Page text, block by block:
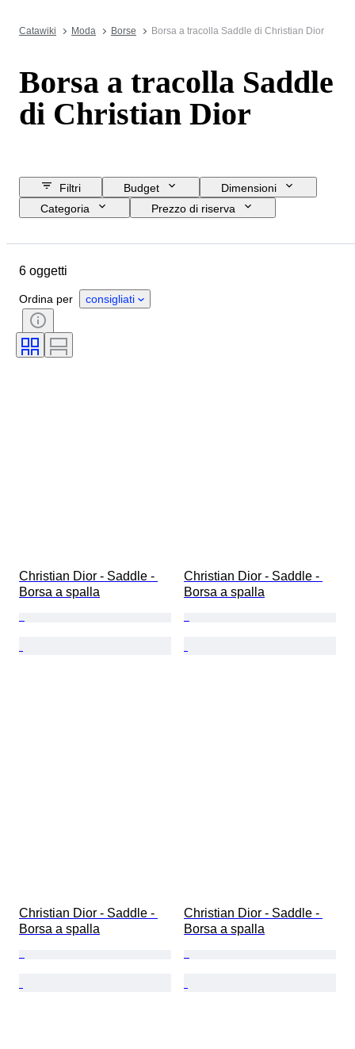
Catawiki Moda Borse Borsa a tracolla Saddle di Christian Dior
Borsa a tracolla Saddle
di Christian Dior
Filtri Budget
Dimensioni
Categoria
Prezzo di riserva
Condizioni
Motivo
Accessori inclusi
6 oggetti
Ordina per consigliati
Christian Dior - Saddle -
Borsa a spalla
Christian Dior - Saddle -
Borsa a spalla
Christian Dior - Saddle -
Borsa a spalla
Christian Dior - Saddle -
Borsa a spalla